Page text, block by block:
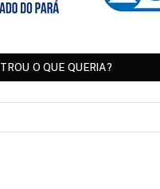
O QUE QUERIA?